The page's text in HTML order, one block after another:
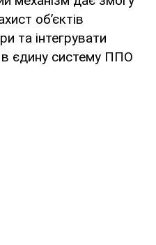
об’єктів
та інтегрувати
в єдину систему ППО